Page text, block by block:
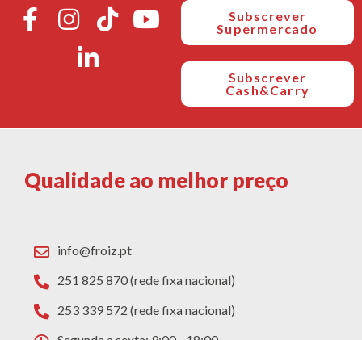
Subscrever
Supermercado
Subscrever
Cash&Carry
Qualidade ao melhor preço
info@froiz.pt
251 825 870 (rede fixa nacional)
253 339 572 (rede fixa nacional)